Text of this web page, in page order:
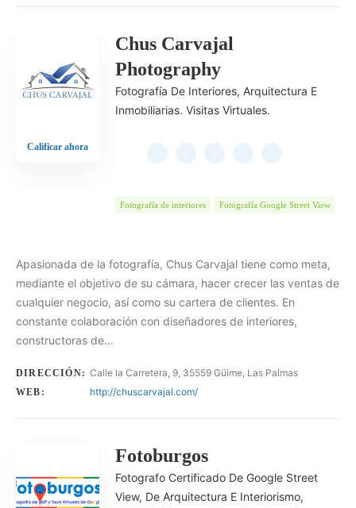
Calificar ahora
Chus Carvajal
Photography
Fotografía De Interiores, Arquitectura E
Inmobiliarias. Visitas Virtuales.
Fotografía de interiores Fotografía Google Street View
Apasionada de la fotografía, Chus Carvajal tiene como meta,
mediante el objetivo de su cámara, hacer crecer las ventas de
cualquier negocio, así como su cartera de clientes. En
constante colaboración con diseñadores de interiores,
constructoras de…
DIRECCIÓN: Calle la Carretera, 9, 35559 Güime, Las Palmas
WEB: http://chuscarvajal.com/
Fotoburgos
Fotografo Certificado De Google Street
View, De Arquitectura E Interiorismo,